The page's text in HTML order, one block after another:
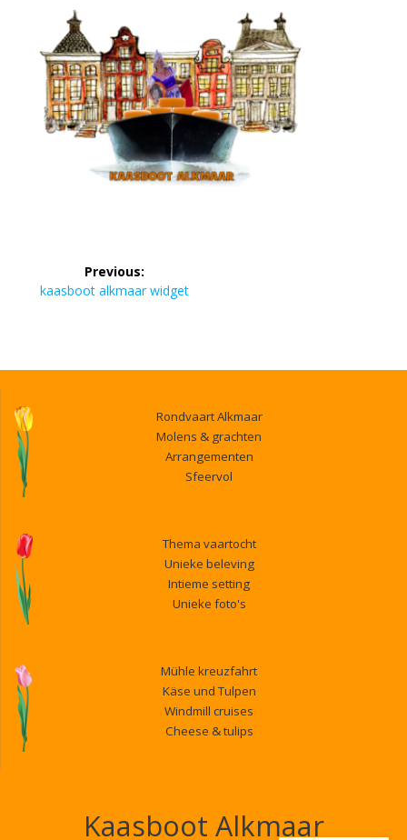
Bericht
navigatie
Previous:
Previous
kaasboot alkmaar widget
Rondvaart Alkmaar
Molens & grachten
Arrangementen
Sfeervol
Thema vaartocht
Unieke beleving
Intieme setting
Unieke foto's
Mühle kreuzfahrt
Käse und Tulpen
Windmill cruises
Cheese & tulips
Kaasboot Alkmaar